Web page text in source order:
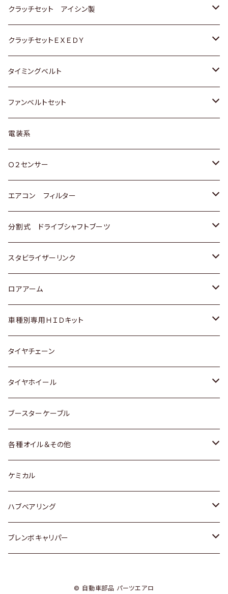
スバル
スバル
ダイハツ
マツダ
三菱
スバル
日野
ＷＡＧＥＮ
アストロ（シボレー）
クライスラー
ＶＯＬＶＯ
スズキ
日産
ダイハツ
マツダ
三菱
スバル
ダイハツ
日産
ホンダ
マツダ
トヨタ
クラッチセット アイシン製
ホンダ
スズキ
ダイハツ
マツダ
三菱
スバル
クラッチセットＥＸＥＤＹ
ホンダ
スズキ
日産
ダイハツ
マツダ
三菱
スバル
タイミングベルト
トヨタ
スズキ
ダイハツ
三菱
スバル
ファンベルトセット
トヨタ
ホンダ
スズキ
日産
いすゞ
ダイハツ
マツダ
三菱
スバル
レクサス
電装系
Ｏ２センサー
トヨタ
ホンダ
スズキ
日産
ダイハツ
マツダ
三菱
スバル
エアコン フィルター
トヨタ
ホンダ
スズキ
日産
いすゞ
ダイハツ
マツダ
三菱
スバル
分割式 ドライブシャフトブーツ
トヨタ
ホンダ
スズキ
日産
ダイハツ
スバル
スタビライザーリンク
トヨタ
ホンダ
スズキ
日産
ダイハツ
マツダ
ロアアーム
ホンダ
スズキ
日産
ダイハツ
マツダ
スバル
車種別専用ＨＩＤキット
トヨタ
マツダ
タイヤチェーン
タイヤホイール
トヨタ
ホンダ
スズキ
日産
ダイハツ
ブースターケーブル
各種オイル＆その他
ディーデル洗浄添加剤
ケミカル
ハブベアリング
トヨタ
ブレンボキャリパー
© 自動車部品 パーツエアロ